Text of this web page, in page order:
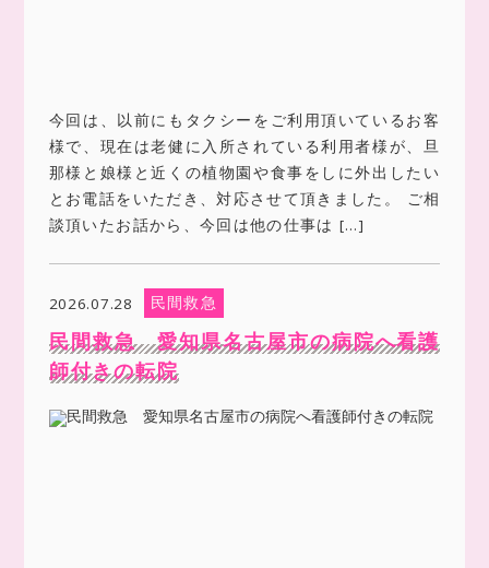
今回は、以前にもタクシーをご利用頂いているお客
様で、現在は老健に入所されている利用者様が、旦
那様と娘様と近くの植物園や食事をしに外出したい
とお電話をいただき、対応させて頂きました。 ご相
談頂いたお話から、今回は他の仕事は […]
2026.07.28 民間救急
民間救急 愛知県名古屋市の病院へ看護
師付きの転院